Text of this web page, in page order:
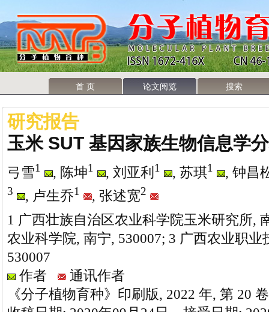
首 页 论文阅览 搜索
研究报告
玉米 SUT 基因家族生物信息学
弓雪1 , 陈坤1 , 刘亚利 1 , 苏琪1 , 钟昌
3 , 卢生乔1 , 张述宽2
1 广西壮族自治区农业科学院玉米研究所,
农业科学院, 南宁, 530007; 3 广西农业职
530007
作者
通讯作者
《分子植物育种》印刷版, 2022 年, 第 20